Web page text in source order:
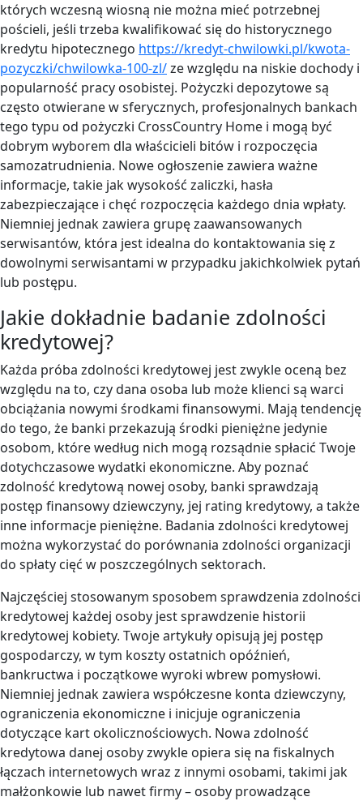
których wczesną wiosną nie można mieć potrzebnej
pościeli, jeśli trzeba kwalifikować się do historycznego
kredytu hipotecznego https://kredyt-chwilowki.pl/kwota-
pozyczki/chwilowka-100-zl/ze względu na niskie dochody i
popularność pracy osobistej. Pożyczki depozytowe są
często otwierane w sferycznych, profesjonalnych bankach
tego typu od pożyczki CrossCountry Home i mogą być
dobrym wyborem dla właścicieli bitów i rozpoczęcia
samozatrudnienia. Nowe ogłoszenie zawiera ważne
informacje, takie jak wysokość zaliczki, hasła
zabezpieczające i chęć rozpoczęcia każdego dnia wpłaty.
Niemniej jednak zawiera grupę zaawansowanych
serwisantów, która jest idealna do kontaktowania się z
dowolnymi serwisantami w przypadku jakichkolwiek pytań
lub postępu.
Jakie dokładnie badanie zdolności
kredytowej?
Każda próba zdolności kredytowej jest zwykle oceną bez
względu na to, czy dana osoba lub może klienci są warci
obciążania nowymi środkami finansowymi. Mają tendencję
do tego, że banki przekazują środki pieniężne jedynie
osobom, które według nich mogą rozsądnie spłacić Twoje
dotychczasowe wydatki ekonomiczne. Aby poznać
zdolność kredytową nowej osoby, banki sprawdzają
postęp finansowy dziewczyny, jej rating kredytowy, a także
inne informacje pieniężne. Badania zdolności kredytowej
można wykorzystać do porównania zdolności organizacji
do spłaty cięć w poszczególnych sektorach.
Najczęściej stosowanym sposobem sprawdzenia zdolności
kredytowej każdej osoby jest sprawdzenie historii
kredytowej kobiety. Twoje artykuły opisują jej postęp
gospodarczy, w tym koszty ostatnich opóźnień,
bankructwa i początkowe wyroki wbrew pomysłowi.
Niemniej jednak zawiera współczesne konta dziewczyny,
ograniczenia ekonomiczne i inicjuje ograniczenia
dotyczące kart okolicznościowych. Nowa zdolność
kredytowa danej osoby zwykle opiera się na fiskalnych
łączach internetowych wraz z innymi osobami, takimi jak
małżonkowie lub nawet firmy – osoby prowadzące